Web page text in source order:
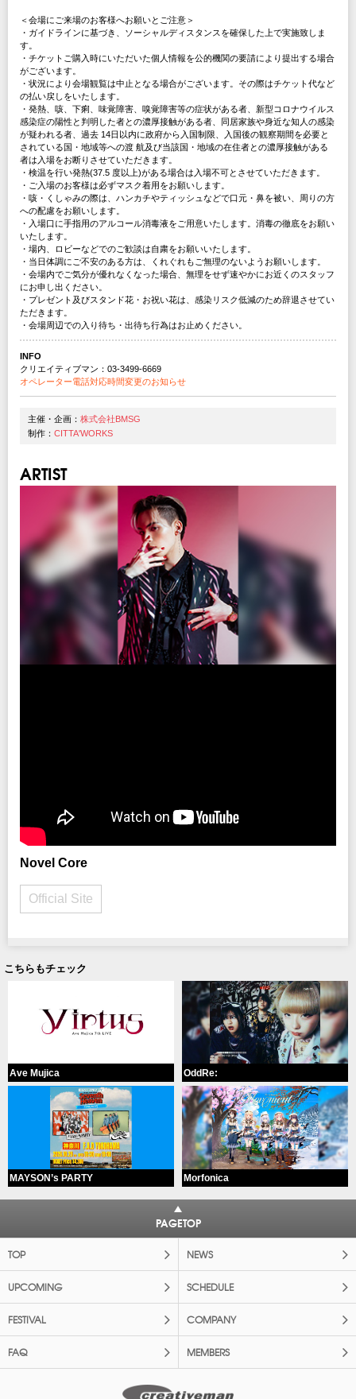
＜会場にご来場のお客様へお願いとご注意＞
・ガイドラインに基づき、ソーシャルディスタンスを確保した上で実施致しま
す。
・チケットご購入時にいただいた個人情報を公的機関の要請により提出する場合
がございます。
・状況により会場観覧は中止となる場合がございます。その際はチケット代など
の払い戻しをいたします。
・発熱、咳、下痢、味覚障害、嗅覚障害等の症状がある者、新型コロナウイルス
感染症の陽性と判明した者との濃厚接触がある者、同居家族や身近な知人の感染
が疑われる者、過去 14日以内に政府から入国制限、入国後の観察期間を必要と
されている国・地域等への渡 航及び当該国・地域の在住者との濃厚接触がある
者は入場をお断りさせていただきます。
・検温を行い発熱(37.5 度以上)がある場合は入場不可とさせていただきます。
・ご入場のお客様は必ずマスク着用をお願いします。
・咳・くしゃみの際は、ハンカチやティッシュなどで口元・鼻を被い、周りの方
への配慮をお願いします。
・入場口に手指用のアルコール消毒液をご用意いたします。消毒の徹底をお願い
いたします。
・場内、ロビーなどでのご歓談は自粛をお願いいたします。
・当日体調にご不安のある方は、くれぐれもご無理のないようお願いします。
・会場内でご気分が優れなくなった場合、無理をせず速やかにお近くのスタッフ
にお申し出ください。
・プレゼント及びスタンド花・お祝い花は、感染リスク低減のため辞退させてい
ただきます。
・会場周辺での入り待ち・出待ち行為はお止めください。
INFO
クリエイティブマン：03-3499-6669
オペレーター電話対応時間変更のお知らせ
主催・企画： 株式会社BMSG
制作： CITTA'WORKS
ARTIST
Novel Core
Official Site
こちらもチェック
Ave Mujica OddRe:
MAYSON’s PARTY Morfonica
PAGETOP
TOP NEWS
UPCOMING SCHEDULE
FESTIVAL COMPANY
FAQ MEMBERS